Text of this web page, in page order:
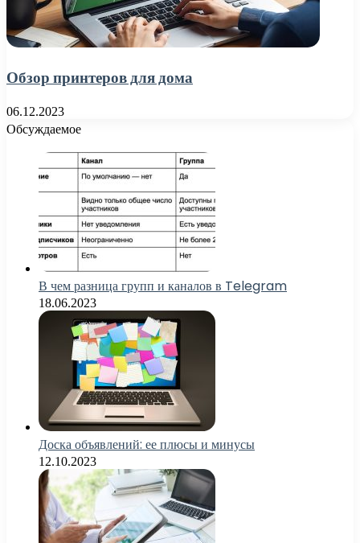
Обзор принтеров для дома
06.12.2023
Обсуждаемое
В чем разница групп и каналов в Telegram
18.06.2023
Доска объявлений: ее плюсы и минусы
12.10.2023